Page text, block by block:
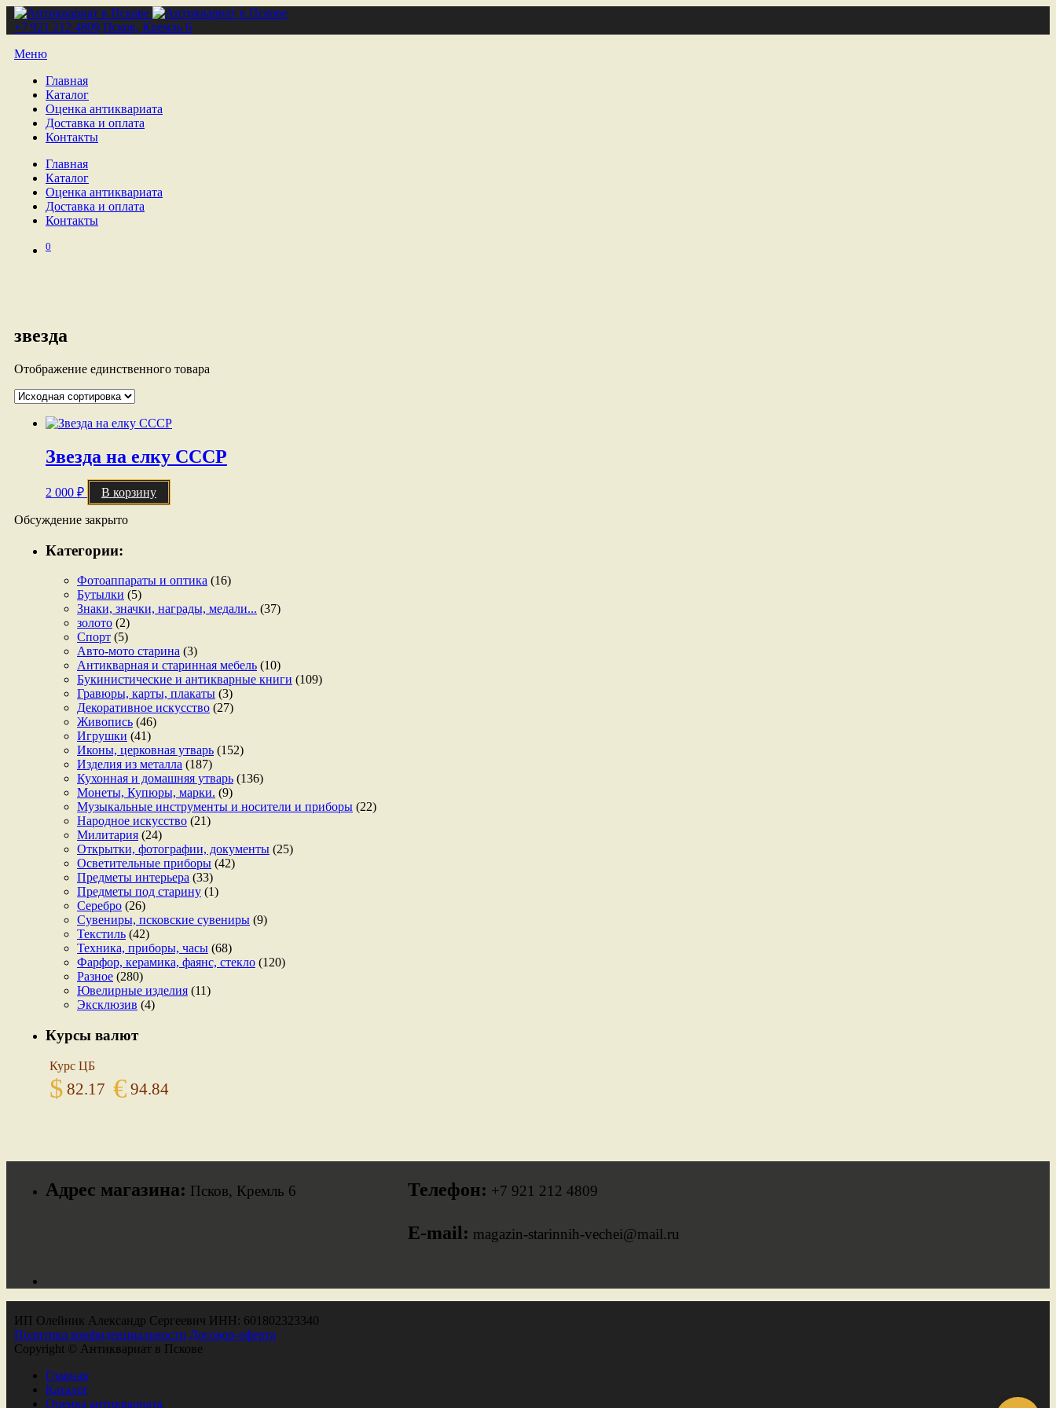
+7 921 212 4809 Псков, Кремль 6
Меню
Главная
Каталог
Оценка антиквариата
Доставка и оплата
Контакты
Главная
Каталог
Оценка антиквариата
Доставка и оплата
Контакты
0
звезда
Отображение единственного товара
Звезда на елку СССР
2 000 ₽ В корзину
Обсуждение закрыто
Категории:
Фотоаппараты и оптика (16)
Бутылки (5)
Знаки, значки, награды, медали... (37)
золото (2)
Спорт (5)
Авто-мото старина (3)
Антикварная и старинная мебель (10)
Букинистические и антикварные книги (109)
Гравюры, карты, плакаты (3)
Декоративное искусство (27)
Живопись (46)
Игрушки (41)
Иконы, церковная утварь (152)
Изделия из металла (187)
Кухонная и домашняя утварь (136)
Монеты, Купюры, марки. (9)
Музыкальные инструменты и носители и приборы (22)
Народное искусство (21)
Милитария (24)
Открытки, фотографии, документы (25)
Осветительные приборы (42)
Предметы интерьера (33)
Предметы под старину (1)
Серебро (26)
Сувениры, псковские сувениры (9)
Текстиль (42)
Техника, приборы, часы (68)
Фарфор, керамика, фаянс, стекло (120)
Разное (280)
Ювелирные изделия (11)
Эксклюзив (4)
Курсы валют
Курс ЦБ
$ 82.17 € 94.84
Адрес магазина: Псков, Кремль 6 Телефон: +7 921 212 4809
E-mail: magazin-starinnih-vechei@mail.ru
ИП Олейник Александр Сергеевич ИНН: 601802323340
Политика конфиденциальности Договор-оферта
Copyright © Антиквариат в Пскове
Главная
Каталог
Оценка антиквариата